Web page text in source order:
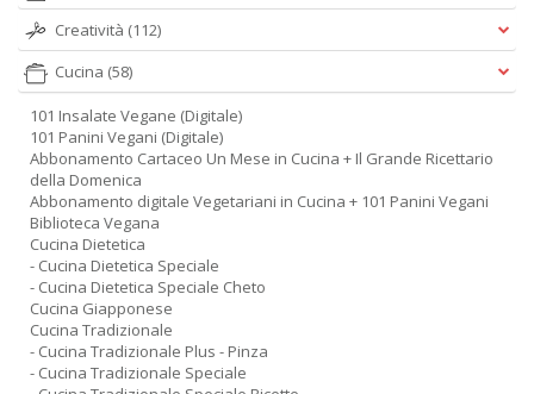
Creatività (112)
Cucina (58)
101 Insalate Vegane (Digitale)
101 Panini Vegani (Digitale)
Abbonamento Cartaceo Un Mese in Cucina + Il Grande Ricettario
della Domenica
Abbonamento digitale Vegetariani in Cucina + 101 Panini Vegani
Biblioteca Vegana
Cucina Dietetica
- Cucina Dietetica Speciale
- Cucina Dietetica Speciale Cheto
Cucina Giapponese
Cucina Tradizionale
- Cucina Tradizionale Plus - Pinza
- Cucina Tradizionale Speciale